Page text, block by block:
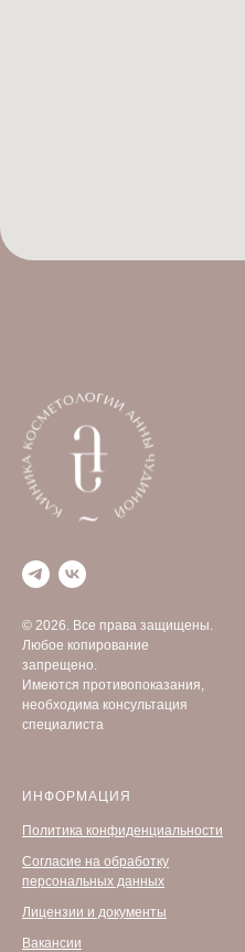
© 2026. Все права защищены.
Любое копирование
запрещено.
Имеются противопоказания,
необходима консультация
специалиста
ИНФОРМАЦИЯ
Политика конфиденциальности
Согласие на обработку
персональных данных
Лицензии и документы
Вакансии